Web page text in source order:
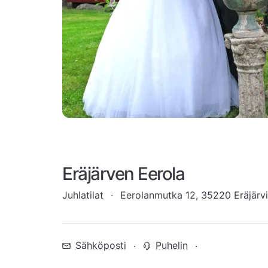
Eräjärven Eerola
Juhlatilat Eerolanmutka 12, 35220 Eräjärvi
Sähköposti Puhelin